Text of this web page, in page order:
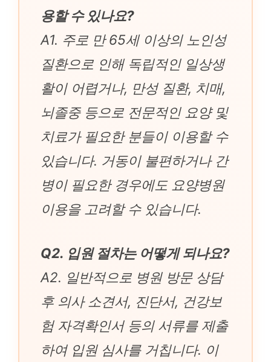
용할 수 있나요?
A1. 주로 만 65세 이상의 노인성
질환으로 인해 독립적인 일상생
활이 어렵거나, 만성 질환, 치매,
뇌졸중 등으로 전문적인 요양 및
치료가 필요한 분들이 이용할 수
있습니다. 거동이 불편하거나 간
병이 필요한 경우에도 요양병원
이용을 고려할 수 있습니다.
Q2. 입원 절차는 어떻게 되나요?
A2. 일반적으로 병원 방문 상담
후 의사 소견서, 진단서, 건강보
험 자격확인서 등의 서류를 제출
하여 입원 심사를 거칩니다. 이